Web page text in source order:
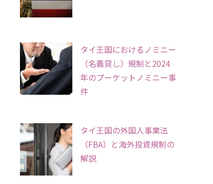
タイ王国におけるノミニー
（名義貸し）規制と2024
年のプーケットノミニー事
件
タイ王国の外国人事業法
（FBA）と海外投資規制の
解説